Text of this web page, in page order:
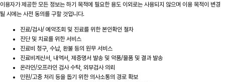
이용자가 제공한 모든 정보는 하기 목적에 필요한 용도 이외로는 사용되지 않으며 이용 목적이 변경
될 시에는 사전 동의를 구할 것입니다.
진료/검사/ 예약조회 및 진료를 위한 본인확인 절차
진단 및 치료를 위한 서비스
진료비 청구, 수납, 환불 등의 원무 서비스
진료비계산서, 내역서, 제증명서 발송 및 약품/물품 및 결과 발송
온라인/오프라인 검사 수탁, 외부검사 의뢰
민원/고충 처리 등을 돕기 위한 의사소통의 경로 확보